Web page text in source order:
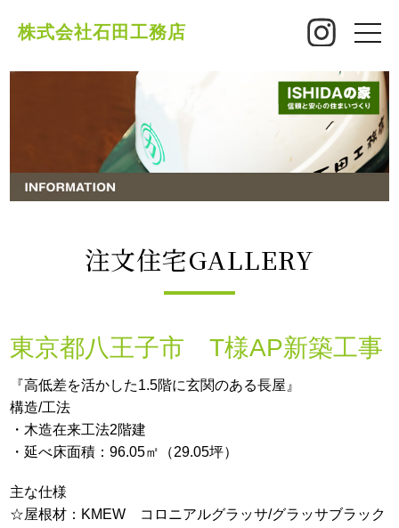
株式会社石田工務店
toggle
注文住宅GALLERY
東京都八王子市 T様AP新築工事
『高低差を活かした1.5階に玄関のある長屋』
構造/工法
・木造在来工法2階建
・延べ床面積：96.05㎡（29.05坪）
主な仕様
☆屋根材：KMEW コロニアルグラッサ/グラッサブラック